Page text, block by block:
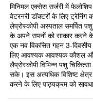
मिनिमल एक्सेस सर्जरी में
वेटरनरी डॉक्टरों के लिए ट्रेनिंग
लेप्रोस्कोपी अस्पताल समर्पित
के अपने सपनों को साकार करने
एक नव विकसित गहन 3-दिवसीय
लिए आवश्यक आवश्यक कौशल और
लैप्रोस्कोपी विभिन्न पशु
सके। इस अत्यधिक विशिष्ट
करने के लिए पाठ्यक्रम को